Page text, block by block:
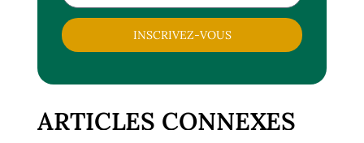
INSCRIVEZ-VOUS
ARTICLES CONNEXES